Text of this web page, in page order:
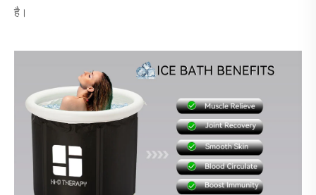
है।